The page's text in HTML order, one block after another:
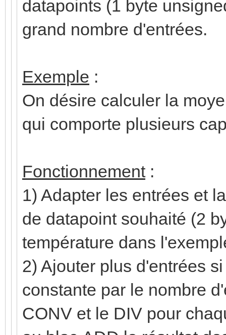
datapoints (1 byte
grand nombre d'entrées.
Exemple :
On désire calculer la
qui comporte plusieurs
Fonctionnement:
1) Adapter les entrées et
de datapoint souhaité (2
température dans
2) Ajouter plus d'entrées
constante par le nombre
CONV et le DIV pour